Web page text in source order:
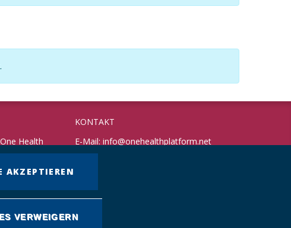
Health
KONTAKT
E-Mail: info@onehealthplatform.net
Website: in Kürze
AKZEPTIEREN
VERWEIGERN